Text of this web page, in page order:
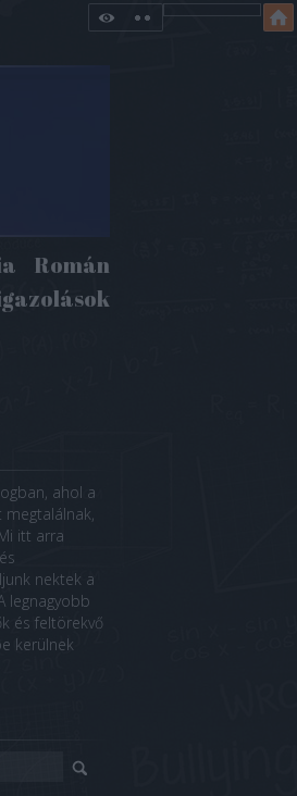
Román
ahol a
itt arra
nektek a
legnagyobb
és feltörekvő
kerülnek